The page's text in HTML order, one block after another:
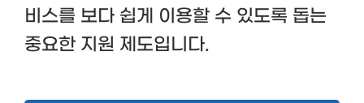
비스를 보다 쉽게 이용할 수 있도록 돕는
중요한 지원 제도입니다.